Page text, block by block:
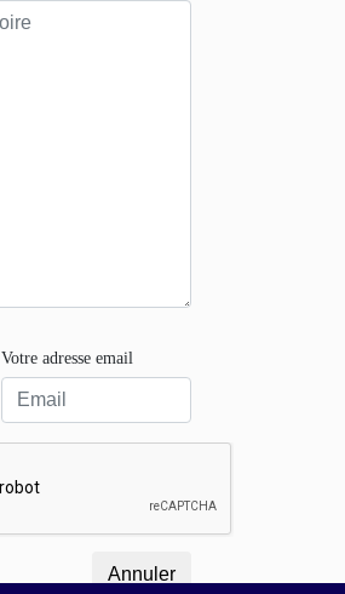
Votre adresse email